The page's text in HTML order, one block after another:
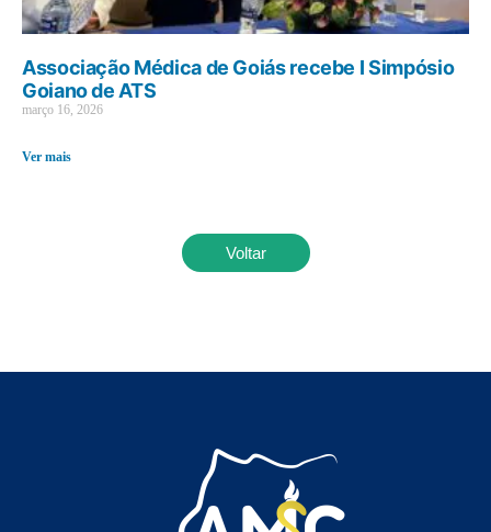
Associação Médica de Goiás recebe I Simpósio
Goiano de ATS
março 16, 2026
Ver mais
Voltar